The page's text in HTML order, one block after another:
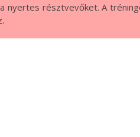
nyertes résztvevőket. A